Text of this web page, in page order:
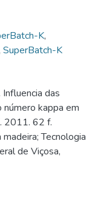
K,
SuperBatch-K
das
kappa em
2011. 62 f.
Tecnologia
de Viçosa,